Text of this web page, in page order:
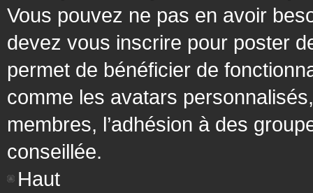
Vous pouvez ne pas en avoir
devez vous inscrire pour poster
permet de bénéficier de
comme les avatars
membres, l’adhésion à des
conseillée.
Haut